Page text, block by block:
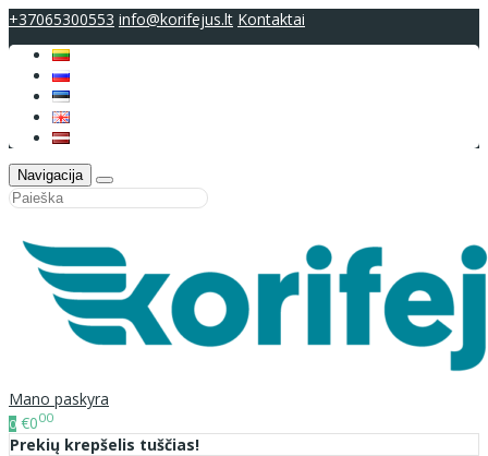
+37065300553 info@korifejus.lt Kontaktai
Navigacija
Mano paskyra
0 €000
Prekių krepšelis tuščias!